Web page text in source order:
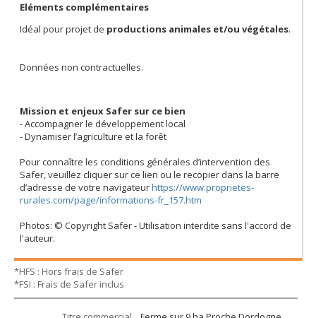
Eléments complémentaires
Idéal pour projet de productions animales et/ou végétales.
Données non contractuelles.
Mission et enjeux Safer sur ce bien
- Accompagner le développement local
- Dynamiser l’agriculture et la forêt
Pour connaître les conditions générales d’intervention des
Safer, veuillez cliquer sur ce lien ou le recopier dans la barre
d’adresse de votre navigateurhttps://www.proprietes-
rurales.com/page/informations-fr_157.htm
Photos: © Copyright Safer - Utilisation interdite sans l'accord de
l'auteur.
*HFS : Hors frais de Safer
*FSI : Frais de Safer inclus